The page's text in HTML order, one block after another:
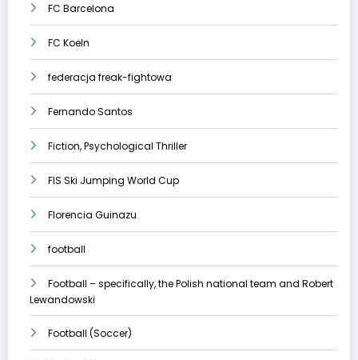
FC Barcelona
FC Koeln
federacja freak-fightowa
Fernando Santos
Fiction, Psychological Thriller
FIS Ski Jumping World Cup
Florencia Guinazu
football
Football – specifically, the Polish national team and Robert
Lewandowski
Football (Soccer)